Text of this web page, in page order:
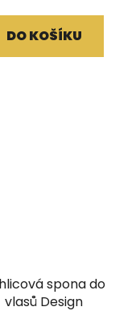
DO KOŠÍKU
spona do
vlasů Design